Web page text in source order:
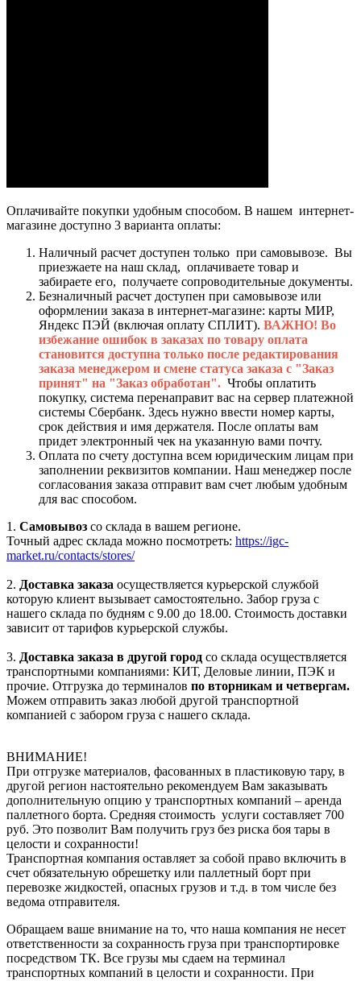
Оплачивайте покупки удобным способом. В нашем интернет-
магазине доступно 3 варианта оплаты:
Наличный расчет доступен только при самовывозе. Вы
приезжаете на наш склад, оплачиваете товар и
забираете его, получаете сопроводительные документы.
Безналичный расчет доступен при самовывозе или
оформлении заказа в интернет-магазине: карты МИР,
Яндекс ПЭЙ (включая оплату СПЛИТ). ВАЖНО! Во
избежание ошибок в заказах по товару оплата
становится доступна только после редактирования
заказа менеджером и смене статуса заказа с "Заказ
принят" на "Заказ обработан". Чтобы оплатить
покупку, система перенаправит вас на сервер платежной
системы Сбербанк. Здесь нужно ввести номер карты,
срок действия и имя держателя. После оплаты вам
придет электронный чек на указанную вами почту.
Оплата по счету доступна всем юридическим лицам при
заполнении реквизитов компании. Наш менеджер после
согласования заказа отправит вам счет любым удобным
для вас способом.
1. Самовывоз со склада в вашем регионе.
Точный адрес склада можно посмотреть: https://igc-
market.ru/contacts/stores/
2. Доставка заказа осуществляется курьерской службой
которую клиент вызывает самостоятельно. Забор груза с
нашего склада по будням с 9.00 до 18.00. Стоимость доставки
зависит от тарифов курьерской службы.
3. Доставка заказа в другой город со склада осуществляется
транспортными компаниями: КИТ, Деловые линии, ПЭК и
прочие. Отгрузка до терминалов по вторникам и четвергам.
Можем отправить заказ любой другой транспортной
компанией с забором груза с нашего склада.
ВНИМАНИЕ!
При отгрузке материалов, фасованных в пластиковую тару, в
другой регион настоятельно рекомендуем Вам заказывать
дополнительную опцию у транспортных компаний – аренда
паллетного борта. Средняя стоимость услуги составляет 700
руб. Это позволит Вам получить груз без риска боя тары в
целости и сохранности!
Транспортная компания оставляет за собой право включить в
счет обязательную обрешетку или паллетный борт при
перевозке жидкостей, опасных грузов и т.д. в том числе без
ведома отправителя.
Обращаем ваше внимание на то, что наша компания не несет
ответственности за сохранность груза при транспортировке
посредством ТК. Все грузы мы сдаем на терминал
транспортных компаний в целости и сохранности. При